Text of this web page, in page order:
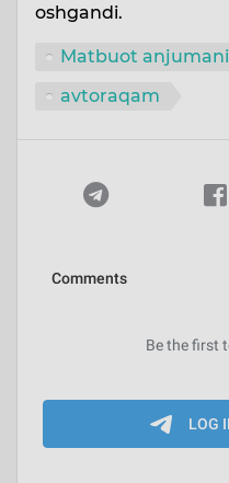
oshgandi.
Matbuot anjumani
avtoraqam